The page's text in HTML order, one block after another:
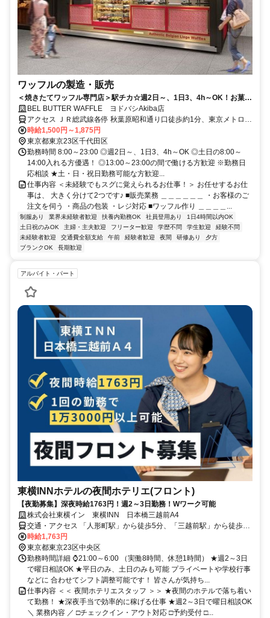
ワッフルの製造・販売
＜焼きたてワッフル専門店＞駅チカ☆週2日～、1日3、4h～OK！お菓子
が好き、接客が好きな方にピッタリのお仕事！
BEL BUTTER WAFFLE ヨドバシAkiba店
アクセス ＪＲ総武線各停 秋葉原昭和通り口徒歩約1分、東京メトロ日
比谷線 秋葉原3番口徒歩約1分、つくばエクスプレス 秋葉原A2口徒歩
約2分
時給1,500円～1,875円
東京都東京23区千代田区
勤務時間 8:00～23:00 ◎週2日～、1日3、4h～OK ◎土日の8:00～
14:00入れる方優遇！ ◎13:00～23:00の間で働ける方歓迎 ※勤務日
応相談 ★土・日・祝日勤務可能な方歓迎...
仕事内容 ＜未経験でもスグに覚えられるお仕事！＞ お任せするお仕
事は、 大きく分けて2つです♪ ■販売業務 ＿＿＿＿＿＿ ・お客様のご
注文を伺う ・商品の包装 ・レジ対応 ■ワッフル作り ＿＿＿＿...
制服あり 業界未経験者歓迎 扶養内勤務OK 社員登用あり
1日4時間以内OK
土日祝のみOK
主婦・主夫歓迎 フリーター歓迎 学歴不問 学生歓迎
経験不問
未経験者歓迎
交通費全額支給 午前 経験者歓迎 夜間 研修あり
夕方
ブランクOK
長期歓迎
アルバイト・パート
東横INNホテルの夜間ホテリエ(フロント)
【夜勤募集】深夜時給1763円！週2～3日勤務！Wワーク可能
株式会社東横イン 東横INN 日本橋三越前A4
交通・アクセス 「人形町駅」から徒歩5分、「三越前駅」から徒歩8
分
時給1,763円
東京都東京23区中央区
勤務時間詳細 ⌚21:00～6:00 （実働8時間、休憩1時間） ★週2～3日
で曜日相談OK ★平日のみ、土日のみも可能 プライベートや学校行事
などに 合わせてシフト調整可能です！ 皆さんが気持ち...
仕事内容 ＜＜ 夜間ホテリエスタッフ ＞＞ ★夜間のホテルで落ち着い
て勤務！ ★深夜手当で効率的に稼げる仕事 ★週2～3日で曜日相談OK
＼ 業務内容 ／ □チェックイン・アウト対応 □予約受付 □...